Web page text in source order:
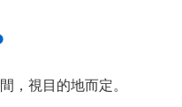
，視目的地而定。